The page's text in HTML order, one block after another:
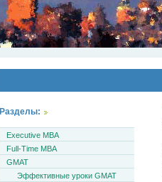
Разделы:
Executive MBA
Full-Time MBA
GMAT
Эффективные уроки GMAT